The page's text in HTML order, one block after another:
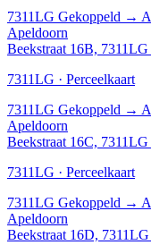
7311LG Gekoppeld →
Apeldoorn
Beekstraat 16B,
7311LG · Perceelkaart
7311LG Gekoppeld →
Apeldoorn
Beekstraat 16C,
7311LG · Perceelkaart
7311LG Gekoppeld →
Apeldoorn
Beekstraat 16D,